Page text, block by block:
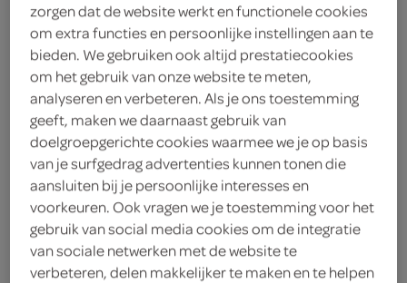
Sum&Sam Woksaus
Sweet & sour
Sum&Sam
1.
69
175 Milliliter
zorgen dat de website werkt en functionele cookies
om extra functies en persoonlijke instellingen aan te
bieden. We gebruiken ook altijd prestatiecookies
om het gebruik van onze website te meten,
analyseren en verbeteren. Als je ons toestemming
geeft, maken we daarnaast gebruik van
doelgroepgerichte cookies waarmee we je op basis
van je surfgedrag advertenties kunnen tonen die
aansluiten bij je persoonlijke interesses en
voorkeuren. Ook vragen we je toestemming voor het
gebruik van social media cookies om de integratie
van sociale netwerken met de website te
verbeteren, delen makkelijker te maken en te helpen